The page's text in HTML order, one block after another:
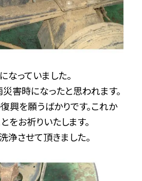
なっていました。
害時になったと思われます。
興を願うばかりです。これか
をお祈りいたします。
浄させて頂きました。